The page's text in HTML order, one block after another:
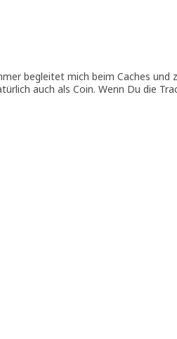
begleitet mich beim Caches und
auch als Coin. Wenn Du die